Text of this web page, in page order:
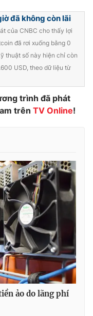
video
thao
đã không còn lãi
của CNBC cho thấy lợi
đã rơi xuống bằng 0
thuật số này hiện chỉ còn
USD, theo dữ liệu từ
trình đã phát
trên TV Online!
ảo do lãng phí